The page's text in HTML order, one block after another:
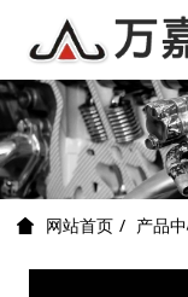
网站首页 产品